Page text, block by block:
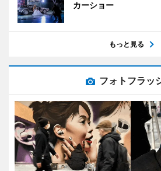
カーショー
もっと見る
フォトフラッ